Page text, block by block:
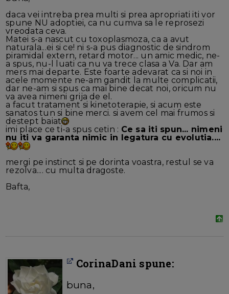
daca vei intreba prea multi si prea apropriati iti vor
spune NU adoptiei, ca nu cumva sa le reprosezi
vreodata ceva.
Matei s-a nascut cu toxoplasmoza, ca a avut
naturala...ei si ce! ni s-a pus diagnostic de sindrom
piramidal extern, retard motor... un amic medic, ne-
a spus, nu-l luati ca nu va trece clasa a Va. Dar am
mers mai departe. Este foarte adevarat ca si noi in
acele momente ne-am gandit la multe complicatii,
dar ne-am si spus ca mai bine decat noi, oricum nu
va avea nimeni grija de el.
a facut tratament si kinetoterapie, si acum este
sanatos tun si bine merci. si avem cel mai frumos si
destept baiat
imi place ce ti-a spus cetin : Ce sa iti spun... nimeni
nu iti va garanta nimic in legatura cu evolutia....
mergi pe instinct si pe dorinta voastra, restul se va
rezolva.... cu multa dragoste.
Bafta,
CorinaDani spune:
buna,